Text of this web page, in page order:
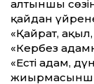
алтыншы
қайдан
«Қайрат, ақыл,
«Кербез
«Есті адам,
жиырмасыншы